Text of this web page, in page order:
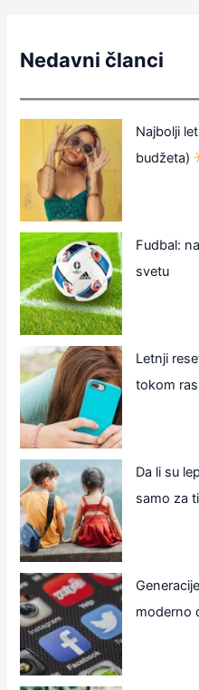
Nedavni članci
Najbolji
budžeta)
Fudbal:
svetu
Letnji
tokom
Da li su
samo za
moderno